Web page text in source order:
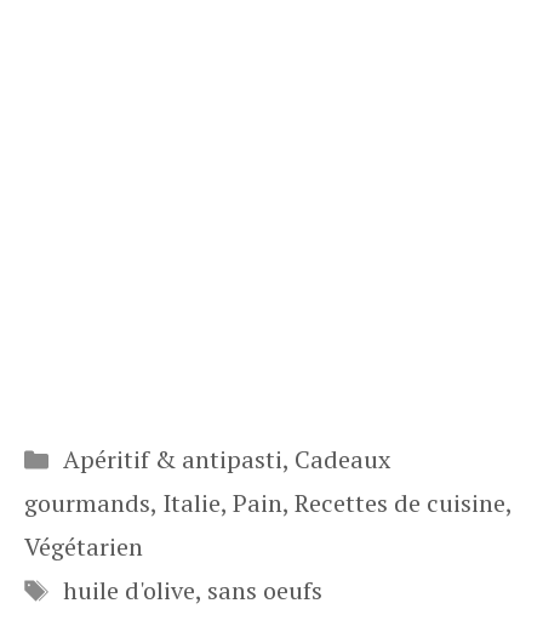
Catégories
Apéritif & antipasti, Cadeaux
gourmands, Italie, Pain, Recettes de cuisine,
Végétarien
Étiquettes
huile d'olive, sans oeufs